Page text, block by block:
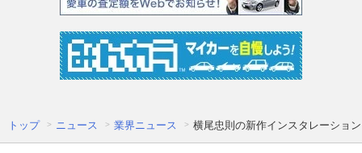
トップ ニュース 業界ニュース 横尾忠則の新作インスタレーショ